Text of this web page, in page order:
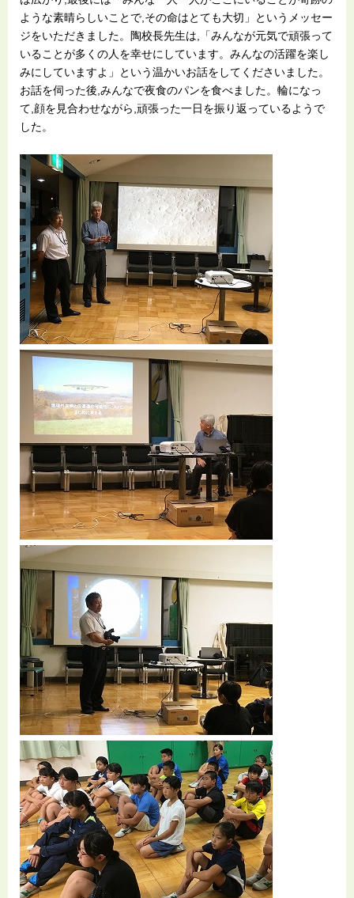
ような素晴らしいことで,その命はとても大切」というメッセー
ジをいただきました。陶校長先生は,「みんなが元気で頑張って
いることが多くの人を幸せにしています。みんなの活躍を楽し
みにしていますよ」という温かいお話をしてくださいました。
お話を伺った後,みんなで夜食のパンを食べました。輪になっ
て,顔を見合わせながら,頑張った一日を振り返っているようで
した。